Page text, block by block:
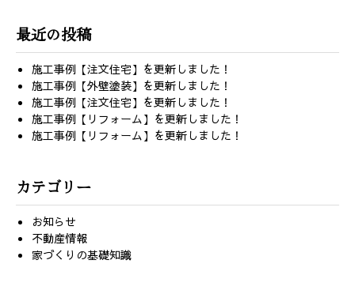
最近の投稿
施工事例【注文住宅】を更新しました！
施工事例【外壁塗装】を更新しました！
施工事例【注文住宅】を更新しました！
施工事例【リフォーム】を更新しました！
施工事例【リフォーム】を更新しました！
カテゴリー
お知らせ
不動産情報
家づくりの基礎知識